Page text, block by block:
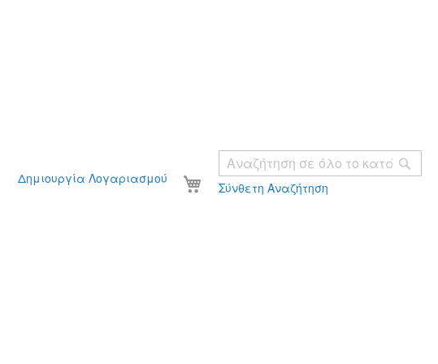
Σύνθετη Αναζήτηση
Το καλάθι σας
Δημιουργία Λογαριασμού